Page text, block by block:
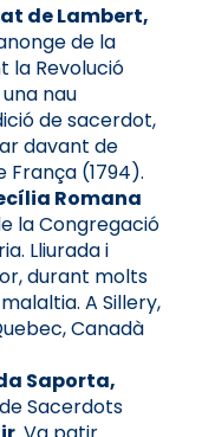
de Lambert,
de la
la Revolució
nau
de sacerdot,
davant de
França (1794).
Romana
la Congregació
Lliurada i
durant molts
A Sillery,
Canadà
Saporta,
Sacerdots